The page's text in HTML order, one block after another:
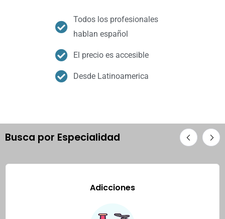
Todos los profesionales
hablan español
El precio es accesible
Desde Latinoamerica
Busca por Especialidad
Adicciones